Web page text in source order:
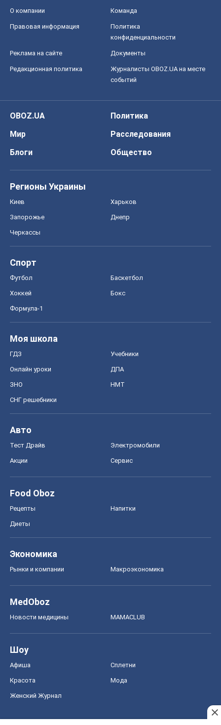
О компании Команда
Правовая информация
Политика
конфиденциальности
Реклама на сайте Документы
Редакционная политика
Журналисты OBOZ.UA на месте
событий
OBOZ.UA
Политика
Мир
Расследования
Блоги
Общество
Регионы Украины
Киев Харьков
Запорожье Днепр
Черкассы
Спорт
Футбол Баскетбол
Хоккей Бокс
Формула-1
Моя школа
ГДЗ Учебники
Онлайн уроки ДПА
ЗНО НМТ
СНГ решебники
Авто
Тест Драйв Электромобили
Акции Сервис
Food Oboz
Рецепты Напитки
Диеты
Экономика
Рынки и компании Mакроэкономика
MedOboz
Новости медицины MAMACLUB
Шоу
Афиша Сплетни
Красота Мода
Женский Журнал